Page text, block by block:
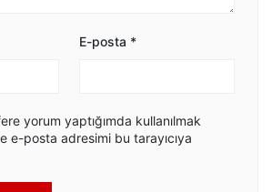
E-posta *
yorum yaptığımda kullanılmak
e-posta adresimi bu tarayıcıya